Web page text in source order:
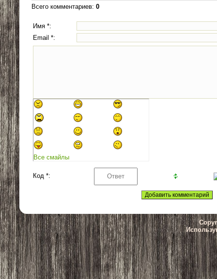
Всего комментариев: 0
Имя *:
Email *:
Все смайлы
Код *: